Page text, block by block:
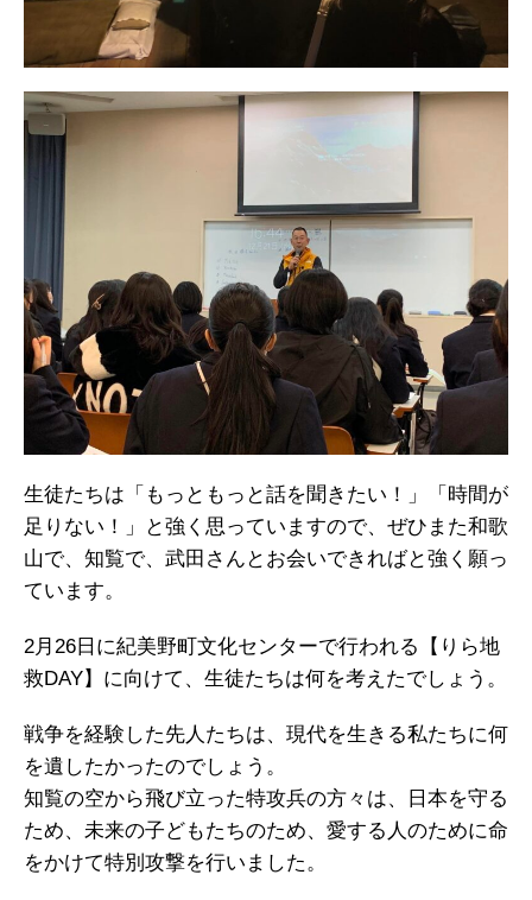
生徒たちは「もっともっと話を聞きたい！」「時間が
足りない！」と強く思っていますので、ぜひまた和歌
山で、知覧で、武田さんとお会いできればと強く願っ
ています。
2月26日に紀美野町文化センターで行われる【りら地
救DAY】に向けて、生徒たちは何を考えたでしょう。
戦争を経験した先人たちは、現代を生きる私たちに何
を遺したかったのでしょう。
知覧の空から飛び立った特攻兵の方々は、日本を守る
ため、未来の子どもたちのため、愛する人のために命
をかけて特別攻撃を行いました。